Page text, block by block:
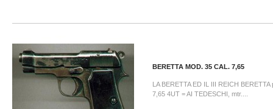
BERETTA MOD. 35 CAL. 7,65
LA BERETTA ED IL III REICH
7,65 4UT = AI TEDESCHI, mtr....